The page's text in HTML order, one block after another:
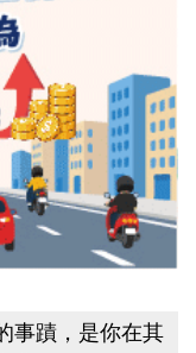
事蹟，是你在其